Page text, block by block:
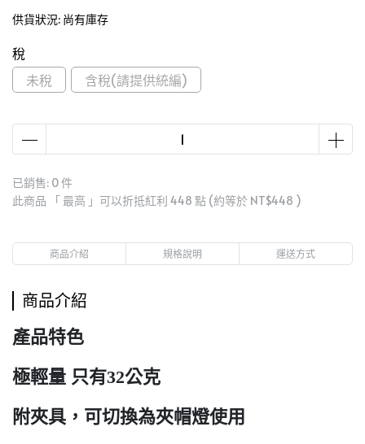
供貨狀況: 尚有庫存
稅
未稅
含稅(請提供統編)
已銷售: 0 件
此商品 「 最高 」可以折抵紅利 448 點 (約等於 NT$448 )
商品介紹 規格說明 運送方式
商品介紹
產品特色
極輕量 只有32公克
附夾具，可切換為夾帽燈使用